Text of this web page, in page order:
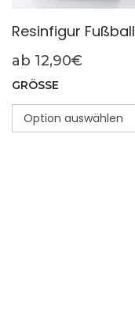
Resinfigur Fußball
ab 12,90€
GRÖSSE